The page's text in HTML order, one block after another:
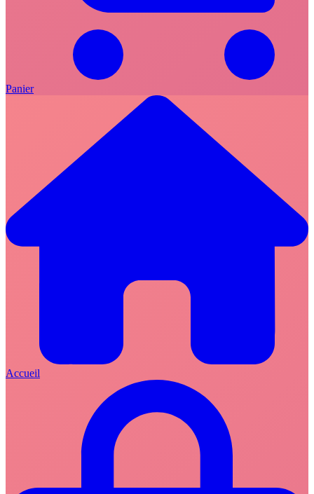
Panier
Accueil